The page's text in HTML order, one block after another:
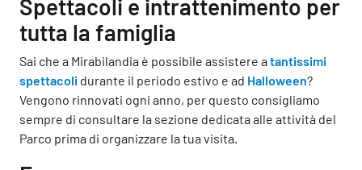
Spettacoli e intrattenimento per
tutta la famiglia
Sai che a Mirabilandia è possibile assistere atantissimi
spettacoli durante il periodo estivo e ad Halloween?
Vengono rinnovati ogni anno, per questo consigliamo
sempre di consultare la sezione dedicata alle attività del
Parco prima di organizzare la tua visita.